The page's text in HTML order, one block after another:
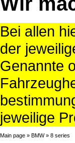
Bei allen
der
Genannte
jeweilige
Main page » BMW» 8 series